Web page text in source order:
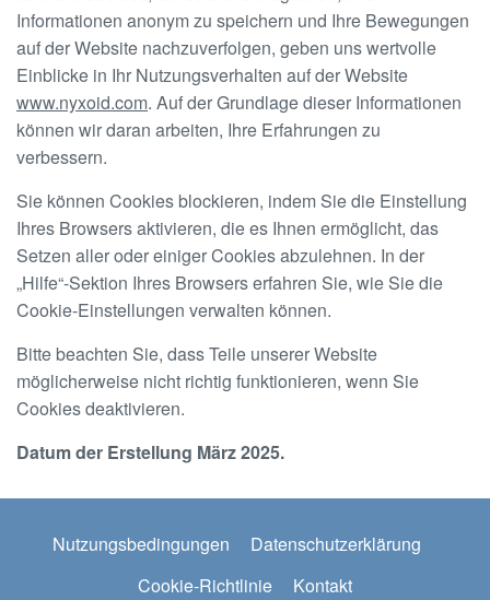
Informationen anonym zu speichern und Ihre Bewegungen
auf der Website nachzuverfolgen, geben uns wertvolle
Einblicke in Ihr Nutzungsverhalten auf der Website
www.nyxoid.com. Auf der Grundlage dieser Informationen
können wir daran arbeiten, Ihre Erfahrungen zu
verbessern.
Sie können Cookies blockieren, indem Sie die Einstellung
Ihres Browsers aktivieren, die es Ihnen ermöglicht, das
Setzen aller oder einiger Cookies abzulehnen. In der
„Hilfe“-Sektion Ihres Browsers erfahren Sie, wie Sie die
Cookie-Einstellungen verwalten können.
Bitte beachten Sie, dass Teile unserer Website
möglicherweise nicht richtig funktionieren, wenn Sie
Cookies deaktivieren.
Datum der Erstellung März 2025.
Footer
Nutzungsbedingungen
Datenschutzerklärung
Cookie-Richtlinie
Kontakt